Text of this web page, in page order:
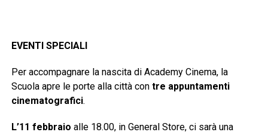
EVENTI SPECIALI
Per accompagnare la nascita di Academy Cinema, la
Scuola apre le porte alla città con tre appuntamenti
cinematografici.
L’11 febbraio alle 18.00, in General Store, ci sarà una